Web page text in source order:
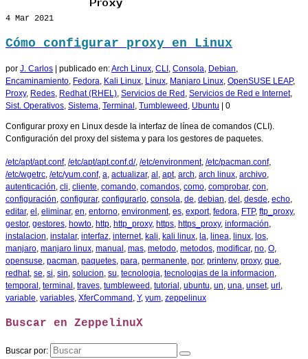
4 Mar 2021
Cómo configurar proxy en Linux
por J. Carlos publicado en:Arch Linux, CLI , Consola, Debian,
Encaminamiento, Fedora, Kali Linux, Linux, Manjaro Linux, OpenSUSE LEAP,
Proxy, Redes, Redhat (RHEL), Servicios de Red , Servicios de Red e Internet,
Sist. Operativos, Sistema, Terminal , Tumbleweed , Ubuntu 0
Configurar proxy en Linux desde la interfaz de línea de comandos (CLI).
Configuración del proxy del sistema y para los gestores de paquetes.
/etc/apt/apt.conf, /etc/apt/apt.conf.d/, /etc/environment, /etc/pacman.conf,
/etc/wgetrc, /etc/yum.conf, a, actualizar, al , apt, arch, arch linux, archivo,
autenticación, cli, cliente, comando, comandos, como, comprobar, con,
configuración, configurar, configurarlo, consola, de, debian, del , desde, echo,
editar, el , eliminar, en, entorno, environment, es, export, fedora, FTP, ftp_proxy,
gestor, gestores, howto, http, http_proxy, https, https_proxy, información,
instalacion, instalar, interfaz, internet, kali, kali linux, la, linea, linux, los,
manjaro, manjaro linux, manual , mas, metodo, metodos, modificar, no, O,
opensuse, pacman, paquetes, para, permanente, por, printenv, proxy, que,
redhat, se, si, sin, solucion, su, tecnologia, tecnologias de la informacion,
temporal , terminal , traves, tumbleweed , tutorial , ubuntu, un, una, unset, url ,
variable, variables, XferCommand , Y, yum, zeppelinux
Buscar en ZeppelinuX
Buscar por: